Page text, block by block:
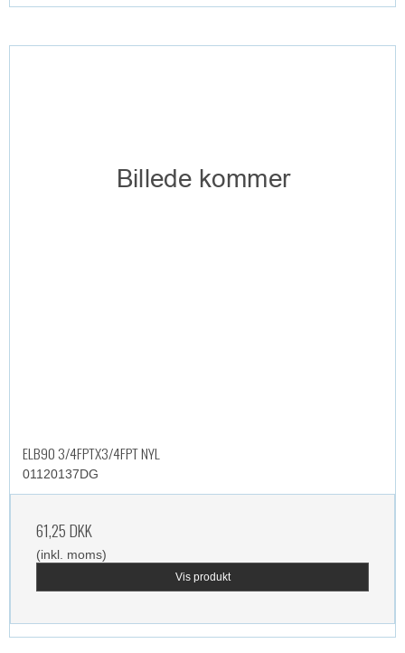
ELB90 3/4FPTX3/4FPT NYL
01120137DG
61,25 DKK
(inkl. moms)
Vis produkt